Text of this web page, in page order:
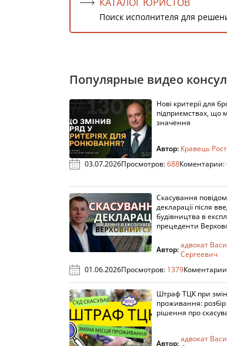
Поиск исполнителя для
Популярные видео
Нові критерії для
підприємствах, що
значення
Автор: Кравець
03.07.2026Просмотров:688Коментарии:
Скасування
декларації після
будівництва в
прецеденти
Автор:адвокат
Сергеевич
01.06.2026Просмотров: 1379
Штраф ТЦК при
проживання: розбір
рішення про
Автор:адвокат